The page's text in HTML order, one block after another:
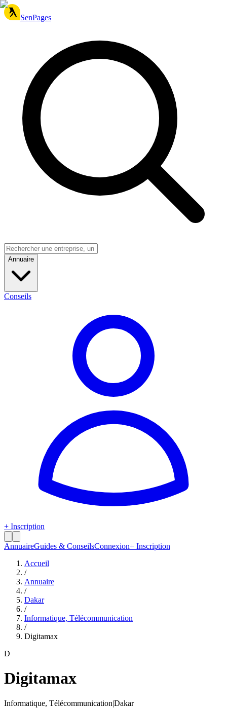
SenPages
Annuaire
Conseils
+ Inscription
AnnuaireGuides & ConseilsConnexion+ Inscription
Accueil
/
Annuaire
/
Dakar
/
Informatique, Télécommunication
/
Digitamax
D
Digitamax
Informatique, Télécommunication|Dakar